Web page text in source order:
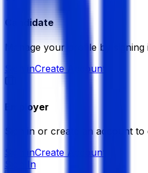
Candidate
Manage your profile by
Sign inCreate Account
Employer
Sign in or create an account to
Sign inCreate Account
Sign In